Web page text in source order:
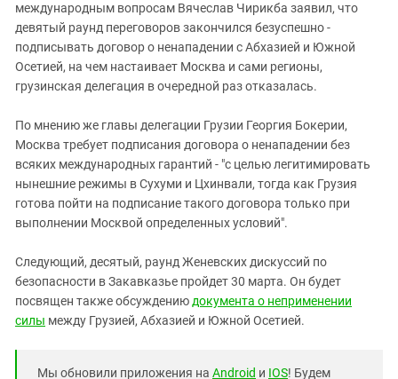
международным вопросам Вячеслав Чирикба заявил, что
девятый раунд переговоров закончился безуспешно -
подписывать договор о ненападении с Абхазией и Южной
Осетией, на чем настаивает Москва и сами регионы,
грузинская делегация в очередной раз отказалась.
По мнению же главы делегации Грузии Георгия Бокерии,
Москва требует подписания договора о ненападении без
всяких международных гарантий - "с целью легитимировать
нынешние режимы в Сухуми и Цхинвали, тогда как Грузия
готова пойти на подписание такого договора только при
выполнении Москвой определенных условий".
Следующий, десятый, раунд Женевских дискуссий по
безопасности в Закавказье пройдет 30 марта. Он будет
посвящен также обсуждению документа о неприменении
силы между Грузией, Абхазией и Южной Осетией.
Мы обновили приложения на Android и IOS! Будем